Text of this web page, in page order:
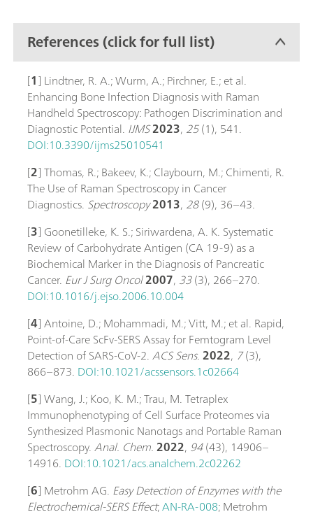
References (click for full list)
[1] Lindtner, R. A.; Wurm, A.; Pirchner, E.; et al.
Enhancing Bone Infection Diagnosis with Raman
Handheld Spectroscopy: Pathogen Discrimination and
Diagnostic Potential. IJMS2023, 25(1), 541.
DOI:10.3390/ijms25010541
[2] Thomas, R.; Bakeev, K.; Claybourn, M.; Chimenti, R.
The Use of Raman Spectroscopy in Cancer
Diagnostics. Spectroscopy2013, 28(9), 36–43.
[3] Goonetilleke, K. S.; Siriwardena, A. K. Systematic
Review of Carbohydrate Antigen (CA 19-9) as a
Biochemical Marker in the Diagnosis of Pancreatic
Cancer. Eur J Surg Oncol2007, 33(3), 266–270.
DOI:10.1016/j.ejso.2006.10.004
[4] Antoine, D.; Mohammadi, M.; Vitt, M.; et al. Rapid,
Point-of-Care ScFv-SERS Assay for Femtogram Level
Detection of SARS-CoV-2.ACS Sens.2022, 7(3),
866–873. DOI:10.1021/acssensors.1c02664
[5] Wang, J.; Koo, K. M.; Trau, M. Tetraplex
Immunophenotyping of Cell Surface Proteomes via
Synthesized Plasmonic Nanotags and Portable Raman
Spectroscopy.Anal. Chem.2022, 94(43), 14906–
14916. DOI:10.1021/acs.analchem.2c02262
[6] Metrohm AG. Easy Detection of Enzymes with the
Electrochemical-SERS Effect;AN-RA-008; Metrohm